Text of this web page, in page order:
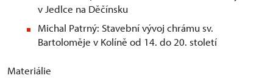
v Jedlce na Děčínsku
Michal Patrný: Stavební vývoj chrámu sv.
Bartoloměje v Kolíně od 14. do 20. století
Materiálie